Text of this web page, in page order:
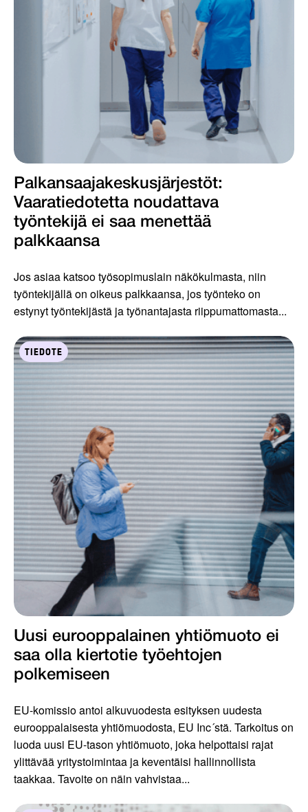
Palkansaajakeskus­järjestöt:
Vaaratiedotetta noudattava
työntekijä ei saa menettää
palkkaansa
Jos asiaa katsoo työsopimuslain näkökulmasta, niin
työntekijällä on oikeus palkkaansa, jos työnteko on
estynyt työntekijästä ja työnantajasta riippumattomasta...
TIEDOTE
Uusi eurooppalainen yhtiömuoto ei
saa olla kiertotie työ­ehtojen
polkemiseen
EU-komissio antoi alkuvuodesta esityksen uudesta
eurooppalaisesta yhtiömuodosta, EU Inc´stä. Tarkoitus on
luoda uusi EU-tason yhtiömuoto, joka helpottaisi rajat
ylittävää yritystoimintaa ja keventäisi hallinnollista
taakkaa. Tavoite on näin vahvistaa...